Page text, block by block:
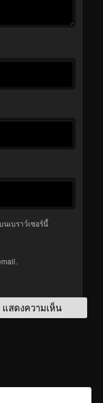
เบราว์เซอร์นี้